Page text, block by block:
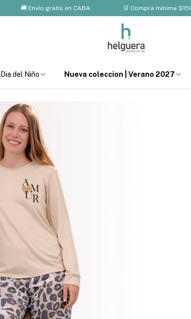
🚚 Envío gratis en CABA 🛒 Compra mínima $150.000
Dia del Niño Nueva coleccion | Verano 2027